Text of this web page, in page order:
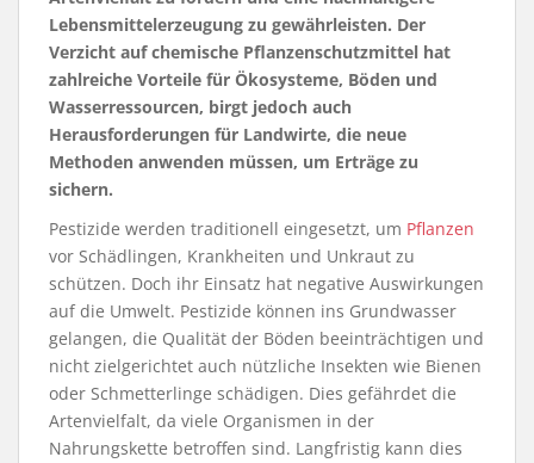
Lebensmittelerzeugung zu gewährleisten. Der
Verzicht auf chemische Pflanzenschutzmittel hat
zahlreiche Vorteile für Ökosysteme, Böden und
Wasserressourcen, birgt jedoch auch
Herausforderungen für Landwirte, die neue
Methoden anwenden müssen, um Erträge zu
sichern.
Pestizide werden traditionell eingesetzt, um Pflanzen
vor Schädlingen, Krankheiten und Unkraut zu
schützen. Doch ihr Einsatz hat negative Auswirkungen
auf die Umwelt. Pestizide können ins Grundwasser
gelangen, die Qualität der Böden beeinträchtigen und
nicht zielgerichtet auch nützliche Insekten wie Bienen
oder Schmetterlinge schädigen. Dies gefährdet die
Artenvielfalt, da viele Organismen in der
Nahrungskette betroffen sind. Langfristig kann dies